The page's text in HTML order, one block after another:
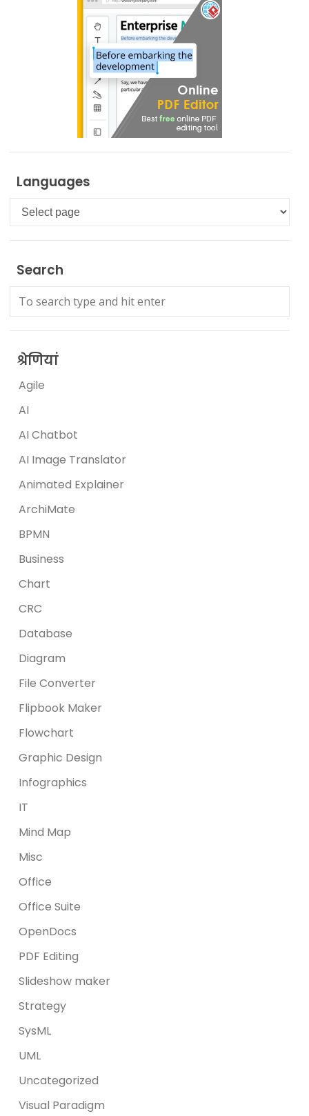
Languages
Languages
Search
श्रेणियां
Agile
AI
AI Chatbot
AI Image Translator
Animated Explainer
ArchiMate
BPMN
Business
Chart
CRC
Database
Diagram
File Converter
Flipbook Maker
Flowchart
Graphic Design
Infographics
IT
Mind Map
Misc
Office
Office Suite
OpenDocs
PDF Editing
Slideshow maker
Strategy
SysML
UML
Uncategorized
Visual Paradigm